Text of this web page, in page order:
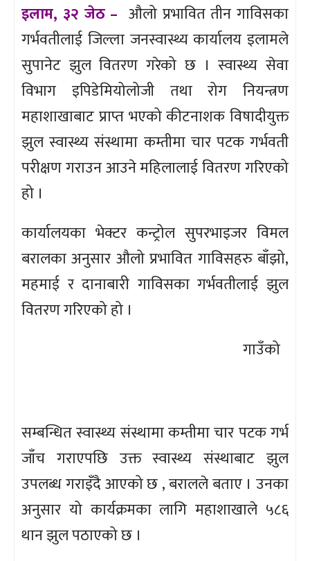
इलाम, ३२ जेठ – औलो प्रभावित तीन गाविसका
गर्भवतीलाई जिल्ला जनस्वास्थ्य कार्यालय इलामले
सुपानेट झुल वितरण गरेको छ । स्वास्थ्य सेवा
विभाग इपिडेमियोलोजी तथा रोग नियन्त्रण
महाशाखाबाट प्राप्त भएको कीटनाशक विषादीयुक्त
झुल स्वास्थ्य संस्थामा कम्तीमा चार पटक गर्भवती
परीक्षण गराउन आउने महिलालाई वितरण गरिएको
हो ।
कार्यालयका भेक्टर कन्ट्रोल सुपरभाइजर विमल
बरालका अनुसार औलो प्रभावित गाविसहरु बाँझो,
महमाई र दानाबारी गाविसका गर्भवतीलाई झुल
वितरण गरिएको हो ।
गाउँको
सम्बन्धित स्वास्थ्य संस्थामा कम्तीमा चार पटक गर्भ
जाँच गराएपछि उक्त स्वास्थ्य संस्थाबाट झुल
उपलब्ध गराइँदै आएको छ , बरालले बताए । उनका
अनुसार यो कार्यक्रमका लागि महाशाखाले ५८६
थान झुल पठाएको छ ।